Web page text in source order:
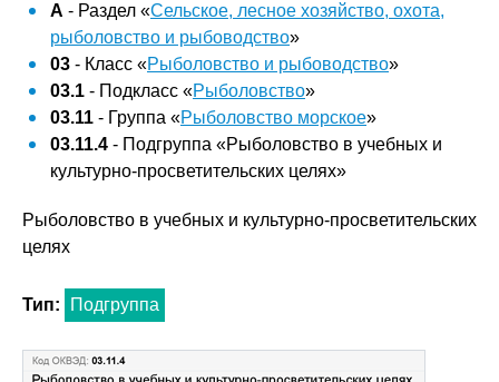
A - Раздел «Сельское, лесное хозяйство, охота,
рыболовство и рыбоводство»
03 - Класс «Рыболовство и рыбоводство»
03.1 - Подкласс «Рыболовство»
03.11 - Группа «Рыболовство морское»
03.11.4 - Подгруппа «Рыболовство в учебных и
культурно-просветительских целях»
Рыболовство в учебных и культурно-просветительских
целях
Тип: Подгруппа